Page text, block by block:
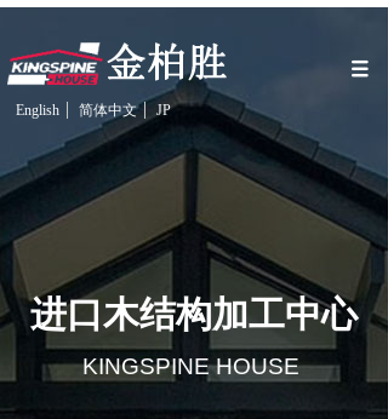
KINGSPINE HOUSE
进口木结构加工中心
English 简体中文 JP